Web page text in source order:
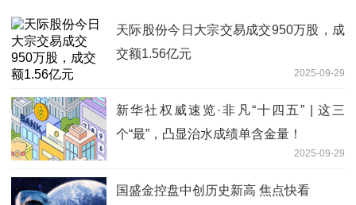
天际股份今日大宗交易成交950万股，成
交额1.56亿元
2025-09-29
新华社权威速览·非凡“十四五” | 这三
个“最”，凸显治水成绩单含金量！
2025-09-29
国盛金控盘中创历史新高 焦点快看